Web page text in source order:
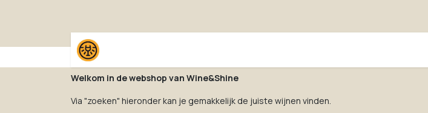
Welkom in de webshop van Wine&Shine
Via "zoeken" hieronder kan je gemakkelijk de juiste wijnen vinden.